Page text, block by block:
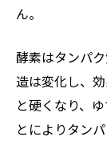
ん。
酵素はタンパ
造は変化し、
と硬くなり、
とによりタン